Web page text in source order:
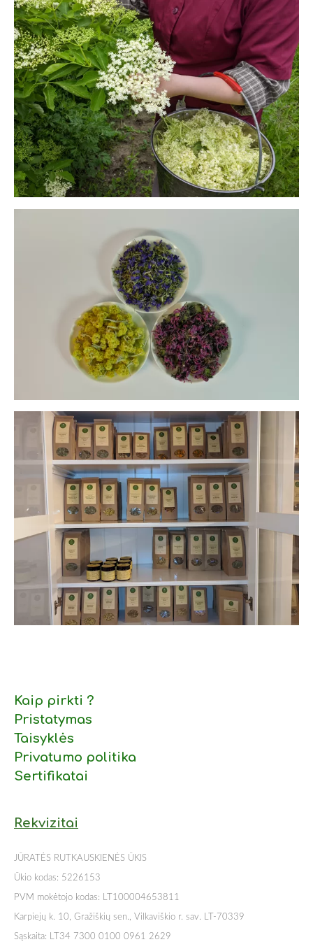
Kaip pirkti ?
Pristatymas
Taisyklės
Privatumo politika
Sertifikatai
Rekvizitai
JŪRATĖS RUTKAUSKIENĖS ŪKIS
Ūkio kodas: 5226153
PVM mokėtojo kodas: LT100004653811
Karpiejų k. 10, Gražiškių sen., Vilkaviškio r. sav. LT-70339
Sąskaita: LT34 7300 0100 0961 2629